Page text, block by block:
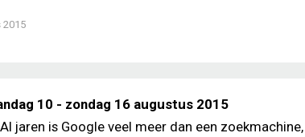
2015
10 - zondag 16 augustus 2015
jaren is Google veel meer dan een zoekmachine,